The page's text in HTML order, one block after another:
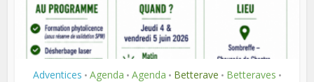
Adventices • Agenda • Agenda • Betterave • Betteraves •